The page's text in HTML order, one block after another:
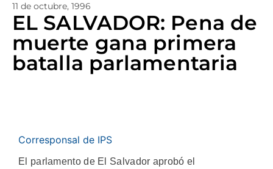
11 de octubre, 1996
EL SALVADOR: Pena de
muerte gana primera
batalla parlamentaria
Corresponsal de IPS
El parlamento de El Salvador aprobó el